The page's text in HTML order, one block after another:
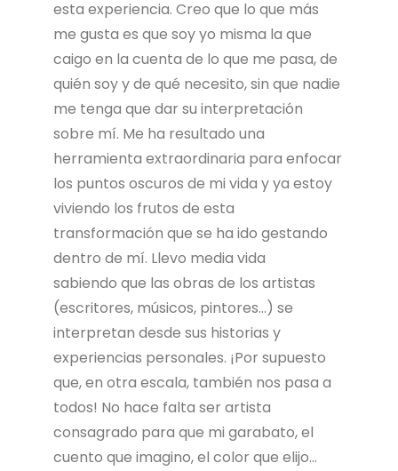
esta experiencia. Creo que lo que más
me gusta es que soy yo misma la que
caigo en la cuenta de lo que me pasa, de
quién soy y de qué necesito, sin que nadie
me tenga que dar su interpretación
sobre mí. Me ha resultado una
herramienta extraordinaria para enfocar
los puntos oscuros de mi vida y ya estoy
viviendo los frutos de esta
transformación que se ha ido gestando
dentro de mí. Llevo media vida
sabiendo que las obras de los artistas
(escritores, músicos, pintores…) se
interpretan desde sus historias y
experiencias personales. ¡Por supuesto
que, en otra escala, también nos pasa a
todos! No hace falta ser artista
consagrado para que mi garabato, el
cuento que imagino, el color que elijo…